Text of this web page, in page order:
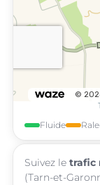
Fluide
Suivez le trafic
(Tarn-et-